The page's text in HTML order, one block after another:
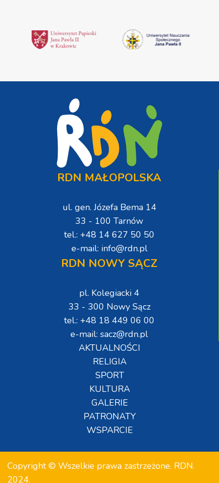
RDN MAŁOPOLSKA
ul. gen. Józefa Bema 14
33 - 100 Tarnów
tel.: +48 14 627 50 50
e-mail: info@rdn.pl
RDN NOWY SĄCZ
pl. Kolegiacki 4
33 - 300 Nowy Sącz
tel.: +48 18 449 06 00
e-mail: sacz@rdn.pl
AKTUALNOŚCI
RELIGIA
SPORT
KULTURA
GALERIE
PATRONATY
WSPARCIE
Copyright © Wszelkie prawa zastrzeżone. RDN.
2024.